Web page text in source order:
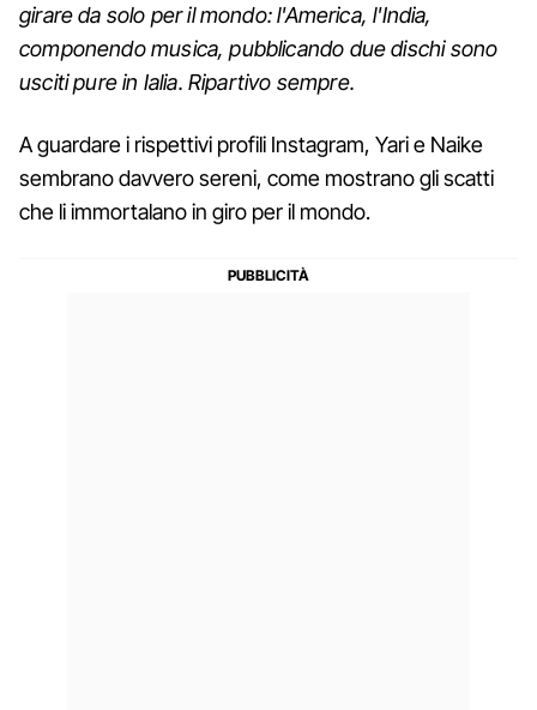
girare da solo per il mondo: l'America, l'India,
componendo musica, pubblicando due dischi sono
usciti pure in Ialia. Ripartivo sempre.
A guardare i rispettivi profili Instagram, Yari e Naike
sembrano davvero sereni, come mostrano gli scatti
che li immortalano in giro per il mondo.